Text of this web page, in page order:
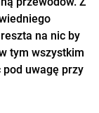
na nic by
tym wszystkim
uwagę przy